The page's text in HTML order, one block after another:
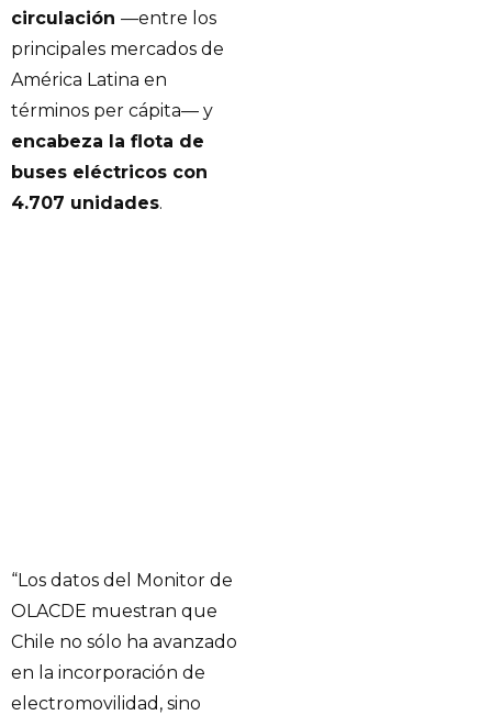
circulación —entre los
principales mercados de
América Latina en
términos per cápita— y
encabeza la flota de
buses eléctricos con
4.707 unidades.
“Los datos del Monitor de
OLACDE muestran que
Chile no sólo ha avanzado
en la incorporación de
electromovilidad, sino